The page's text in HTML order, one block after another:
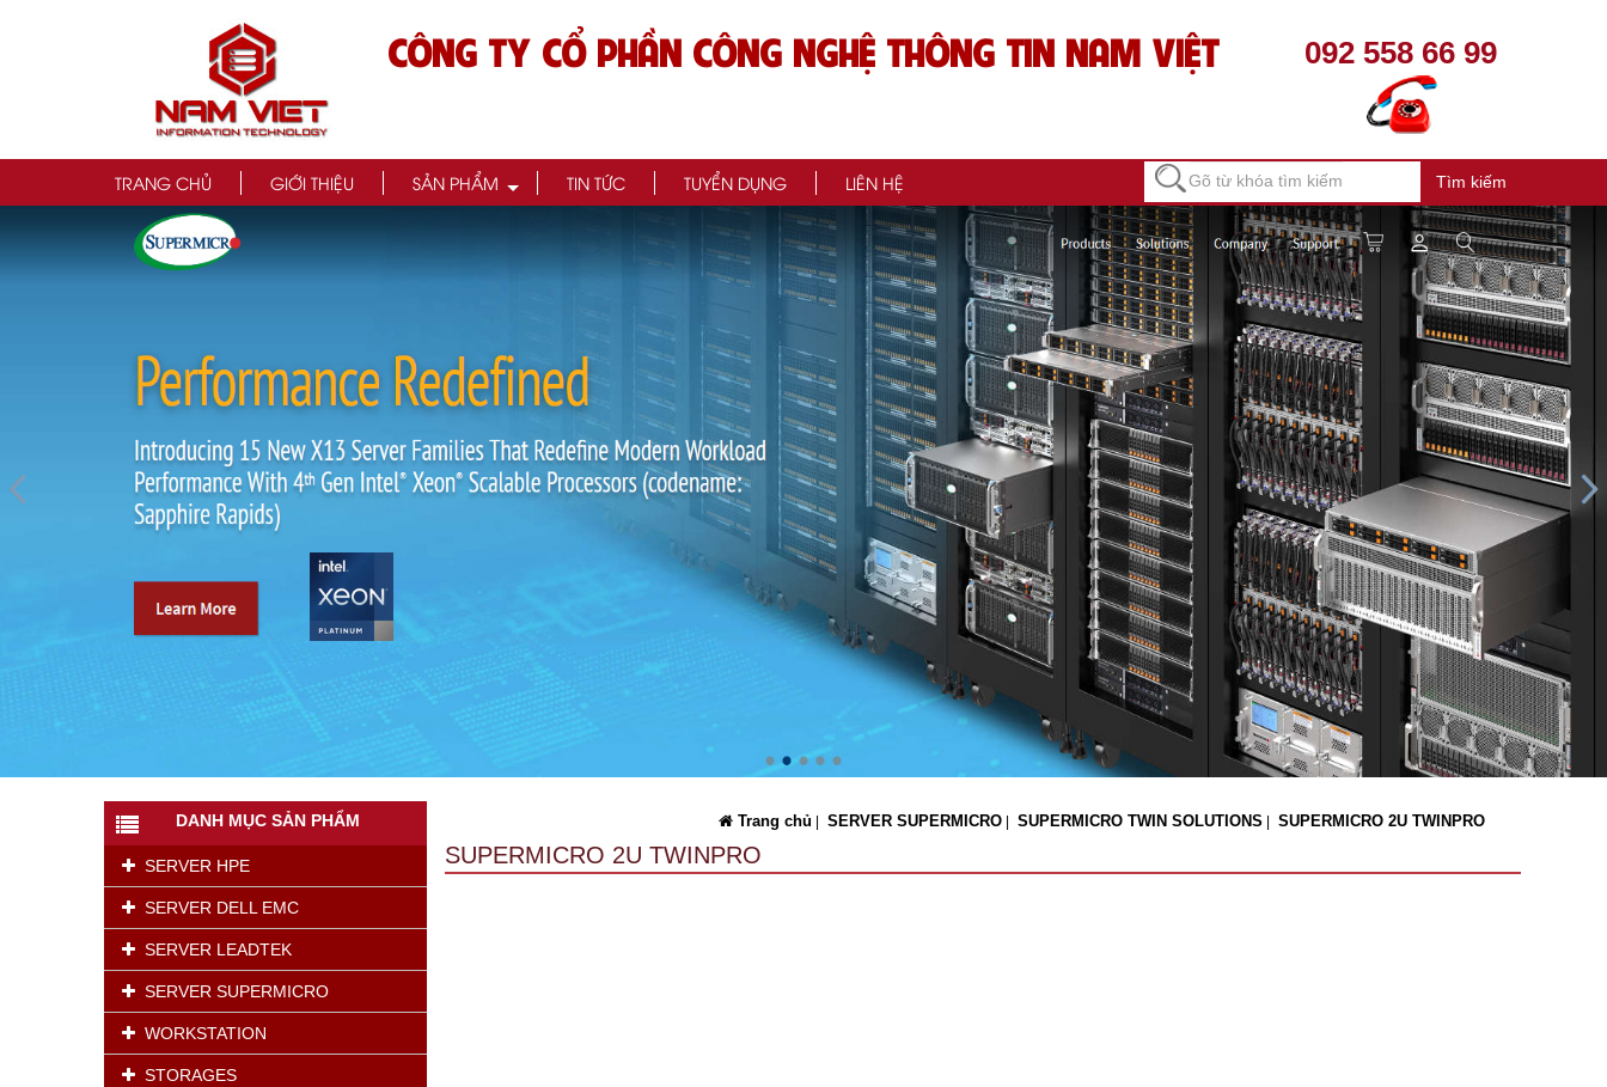
CÔNG TY CỔ PHẦN CÔNG NGHỆ THÔNG TIN NAM VIỆT 092 558 66 99
TRANG CHỦ GIỚI THIỆU SẢN PHẨM TIN TỨC TUYỂN DỤNG LIÊN HỆ Tìm kiếm
DANH MỤC SẢN PHẨM
SERVER HPE
SERVER DELL EMC
SERVER LEADTEK
SERVER SUPERMICRO
WORKSTATION
STORAGES
Trang chủ SERVER SUPERMICRO SUPERMICRO TWIN SOLUTIONS SUPERMICRO 2U TWINPRO
SUPERMICRO 2U TWINPRO